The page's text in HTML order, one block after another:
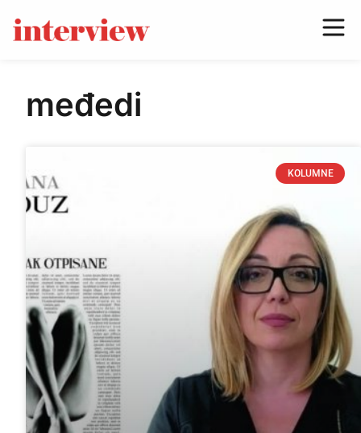
međedi
KOLUMNE